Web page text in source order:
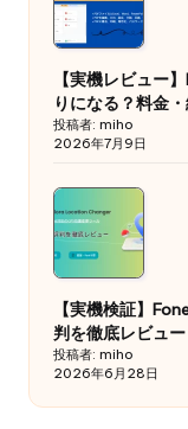
【実機レビュー
りになる？料金
投稿者: miho
2026年7月9日
【実機検証】
判を徹底レビュー
投稿者: miho
2026年6月28日